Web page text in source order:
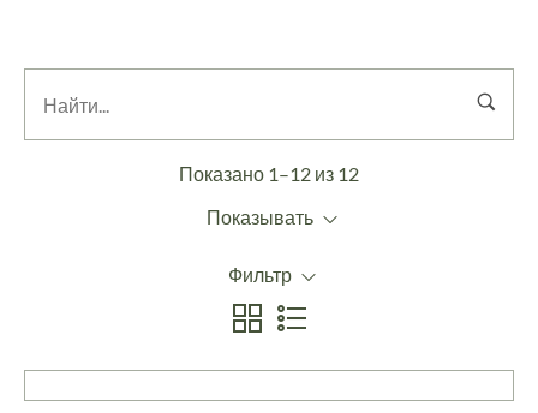
Показано 1–12 из 12
Показывать
Фильтр